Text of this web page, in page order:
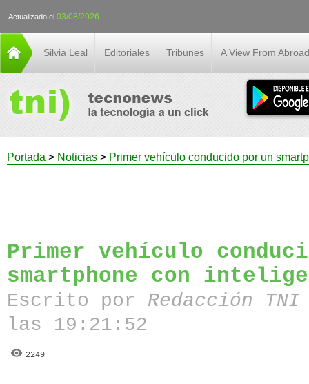
Actualizado el 03/08/2026
Silvia Leal Editoriales Tribunes A View From Abroad
Portada > Noticias > Primer vehículo conducido por un
Primer vehículo
smartphone con
Escrito por Redacción
las 19:21:52
2249